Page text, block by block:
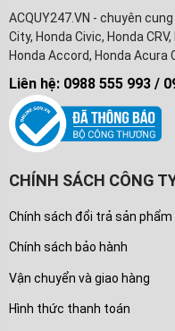
ACQUY247.VN - chuyên
City, Honda Civic, Honda
Honda Accord, Honda Acura
Liên hệ: 0988 555 993 /
CHÍNH SÁCH CÔNG
Chính sách đổi trả sản phẩm
Chính sách bảo hành
Vận chuyển và giao hàng
Hình thức thanh toán